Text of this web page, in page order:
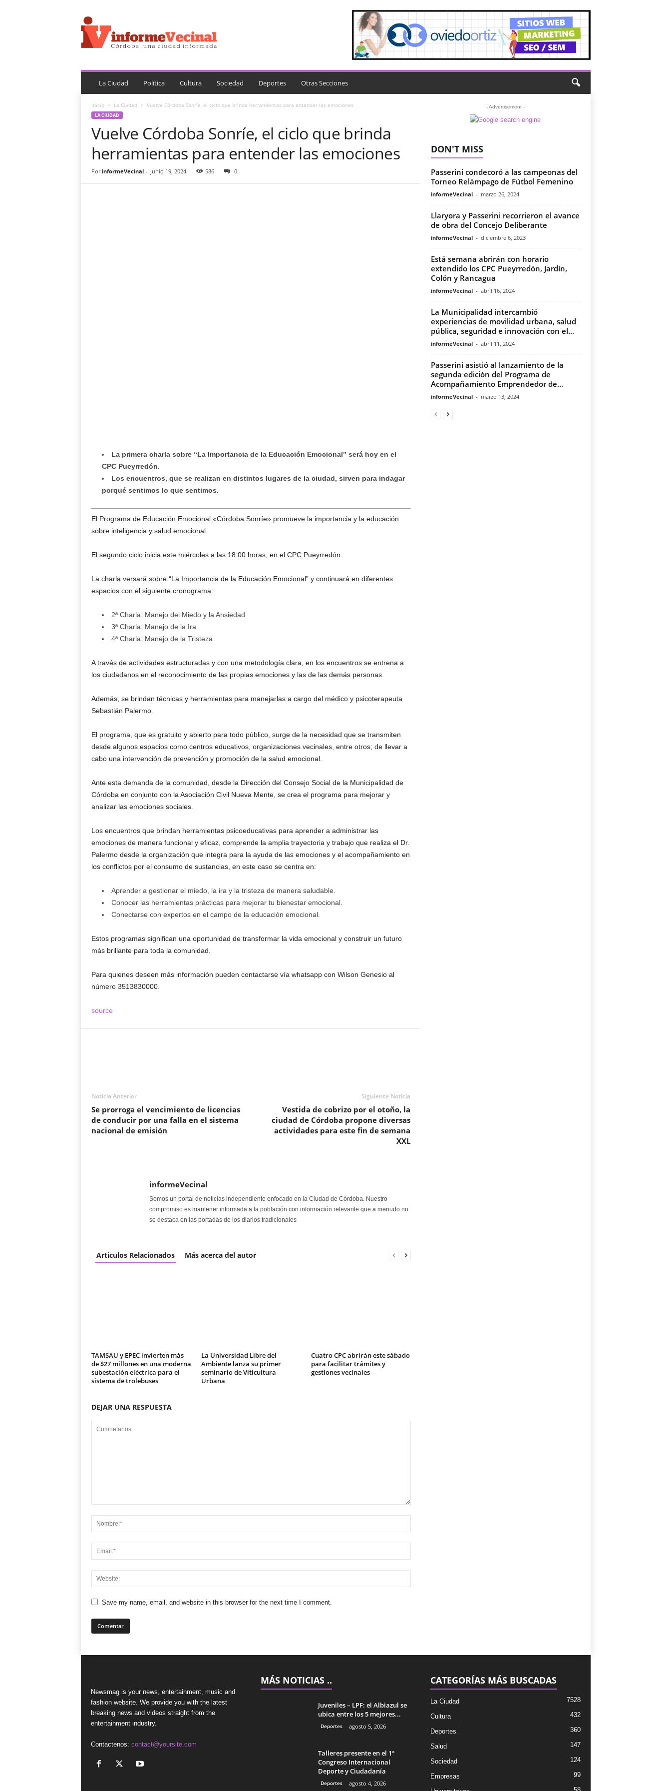
n
f
o
e
e
La Ciudad Política Cultura Sociedad Deportes Otras Secciones
Inicio La Ciudad Vuelve Córdoba Sonríe, el ciclo que brinda herramientas para entender las emociones
LA CIUDAD
Vuelve Córdoba Sonríe, el ciclo que brinda
herramientas para entender las emociones
Por informeVecinal- junio 19, 2024 586 0
La primera charla sobre “La Importancia de la Educación Emocional” será hoy en el
CPC Pueyrredón.
Los encuentros, que se realizan en distintos lugares de la ciudad, sirven para indagar
porqué sentimos lo que sentimos.
El Programa de Educación Emocional «Córdoba Sonríe» promueve la importancia y la educación
sobre inteligencia y salud emocional.
El segundo ciclo inicia este miércoles a las 18:00 horas, en el CPC Pueyrredón.
La charla versará sobre “La Importancia de la Educación Emocional” y continuará en diferentes
espacios con el siguiente cronograma:
2ª Charla: Manejo del Miedo y la Ansiedad
3ª Charla: Manejo de la Ira
4ª Charla: Manejo de la Tristeza
A través de actividades estructuradas y con una metodología clara, en los encuentros se entrena a
los ciudadanos en el reconocimiento de las propias emociones y las de las demás personas.
Además, se brindan técnicas y herramientas para manejarlas a cargo del médico y psicoterapeuta
Sebastián Palermo.
El programa, que es gratuito y abierto para todo público, surge de la necesidad que se transmiten
desde algunos espacios como centros educativos, organizaciones vecinales, entre otros; de llevar a
cabo una intervención de prevención y promoción de la salud emocional.
Ante esta demanda de la comunidad, desde la Dirección del Consejo Social de la Municipalidad de
Córdoba en conjunto con la Asociación Civil Nueva Mente, se crea el programa para mejorar y
analizar las emociones sociales.
Los encuentros que brindan herramientas psicoeducativas para aprender a administrar las
emociones de manera funcional y eficaz, comprende la amplia trayectoria y trabajo que realiza el Dr.
Palermo desde la organización que integra para la ayuda de las emociones y el acompañamiento en
los conflictos por el consumo de sustancias, en este caso se centra en:
Aprender a gestionar el miedo, la ira y la tristeza de manera saludable.
Conocer las herramientas prácticas para mejorar tu bienestar emocional.
Conectarse con expertos en el campo de la educación emocional.
Estos programas significan una oportunidad de transformar la vida emocional y construir un futuro
más brillante para toda la comunidad.
Para quienes deseen más información pueden contactarse vía whatsapp con Wilson Genesio al
número 3513830000.
source
Noticia Anterior
Se prorroga el vencimiento de licencias
de conducir por una falla en el sistema
nacional de emisión
Siguiente Noticia
Vestida de cobrizo por el otoño, la
ciudad de Córdoba propone diversas
actividades para este fin de semana
XXL
informeVecinal
Somos un portal de noticias independiente enfocado en la Ciudad de Córdoba. Nuestro
compromiso es mantener informada a la población con información relevante que a menudo no
se destaca en las portadas de los diarios tradicionales
Articulos Relacionados Más acerca del autor
TAMSAU y EPEC invierten más
de $27 millones en una moderna
subestación eléctrica para el
sistema de trolebuses
La Universidad Libre del
Ambiente lanza su primer
seminario de Viticultura
Urbana
Cuatro CPC abrirán este sábado
para facilitar trámites y
gestiones vecinales
DEJAR UNA RESPUESTA
Save my name, email, and website in this browser for the next time I comment.
- Advertisement -
DON'T MISS
Passerini condecoró a las campeonas del
Torneo Relámpago de Fútbol Femenino
informeVecinal - marzo 26, 2024
Llaryora y Passerini recorrieron el avance
de obra del Concejo Deliberante
informeVecinal - diciembre 6, 2023
Está semana abrirán con horario
extendido los CPC Pueyrredón, Jardín,
Colón y Rancagua
informeVecinal - abril 16, 2024
La Municipalidad intercambió
experiencias de movilidad urbana, salud
pública, seguridad e innovación con el...
informeVecinal - abril 11, 2024
Passerini asistió al lanzamiento de la
segunda edición del Programa de
Acompañamiento Emprendedor de...
informeVecinal - marzo 13, 2024
Newsmag is your news, entertainment, music and
fashion website. We provide you with the latest
breaking news and videos straight from the
entertainment industry.
Contactenos: contact@yoursite.com
MÁS NOTICIAS ..
Juveniles – LPF: el Albiazul se
ubica entre los 5 mejores...
Deportes agosto 5, 2026
Talleres presente en el 1°
Congreso Internacional
Deporte y Ciudadanía
Deportes agosto 4, 2026
CATEGORÍAS MÁS BUSCADAS
La Ciudad 7528
Cultura 432
Deportes 360
Salud 147
Sociedad 124
Empresas 99